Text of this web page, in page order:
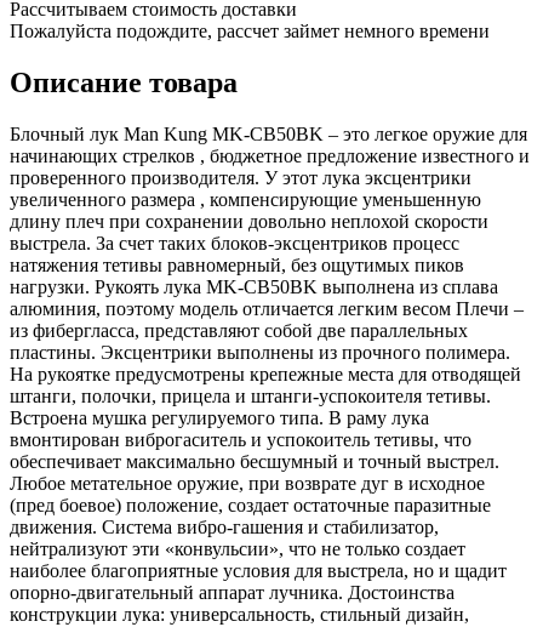
Рассчитываем стоимость доставки
Пожалуйста подождите, рассчет займет немного времени
Описание товара
Блочный лук Man Kung MK-CB50BK – это легкое оружие для
начинающих стрелков , бюджетное предложение известного и
проверенного производителя. У этот лука эксцентрики
увеличенного размера , компенсирующие уменьшенную
длину плеч при сохранении довольно неплохой скорости
выстрела. За счет таких блоков-эксцентриков процесс
натяжения тетивы равномерный, без ощутимых пиков
нагрузки. Рукоять лука MK-CB50BK выполнена из сплава
алюминия, поэтому модель отличается легким весом Плечи –
из фибергласса, представляют собой две параллельных
пластины. Эксцентрики выполнены из прочного полимера.
На рукоятке предусмотрены крепежные места для отводящей
штанги, полочки, прицела и штанги-успокоителя тетивы.
Встроена мушка регулируемого типа. В раму лука
вмонтирован виброгаситель и успокоитель тетивы, что
обеспечивает максимально бесшумный и точный выстрел.
Любое метательное оружие, при возврате дуг в исходное
(пред боевое) положение, создает остаточные паразитные
движения. Система вибро-гашения и стабилизатор,
нейтрализуют эти «конвульсии», что не только создает
наиболее благоприятные условия для выстрела, но и щадит
опорно-двигательный аппарат лучника. Достоинства
конструкции лука: универсальность, стильный дизайн,